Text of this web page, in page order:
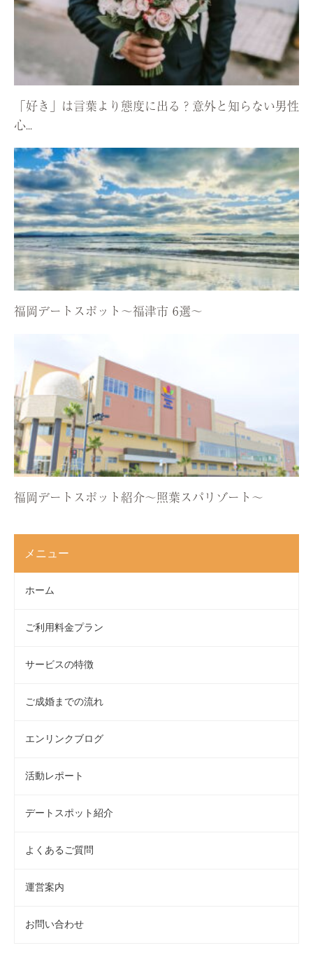
「好き」は言葉より態度に出る？意外と知らない男性
心...
福岡デートスポット〜福津市 6選〜
福岡デートスポット紹介〜照葉スパリゾート〜
メニュー
ホーム
ご利用料金プラン
サービスの特徴
ご成婚までの流れ
エンリンクブログ
活動レポート
デートスポット紹介
よくあるご質問
運営案内
お問い合わせ